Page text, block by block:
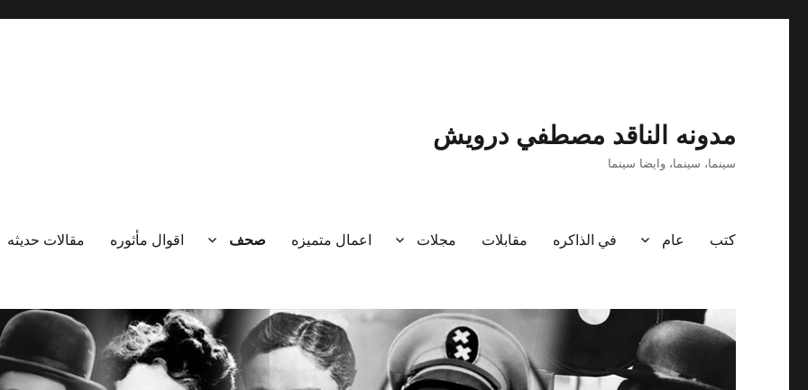
مدونه الناقد مصطفي درويش
سينما، سينما، وايضا سينما
كتب عام في الذاكره مقابلات مجلات اعمال متميزه صحف اقوال مأثوره مقالات حديثه